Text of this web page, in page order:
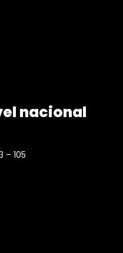
nacional
– 105